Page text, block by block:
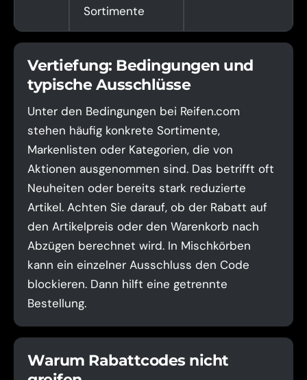
Sortimente
Vertiefung: Bedingungen und
typische Ausschlüsse
Unter den Bedingungen bei Reifen.com
stehen häufig konkrete Sortimente,
Markenlisten oder Kategorien, die von
Aktionen ausgenommen sind. Das betrifft oft
Neuheiten oder bereits stark reduzierte
Artikel. Achten Sie darauf, ob der Rabatt auf
den Artikelpreis oder den Warenkorb nach
Abzügen berechnet wird. In Mischkörben
kann ein einzelner Ausschluss den Code
blockieren. Dann hilft eine getrennte
Bestellung.
Warum Rabattcodes nicht